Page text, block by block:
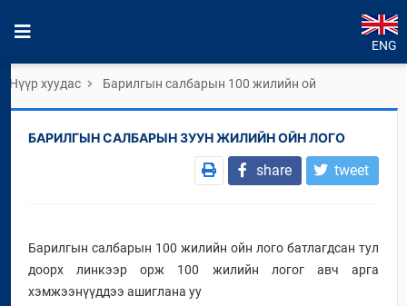
ENG
Нүүр хуудас Барилгын салбарын 100 жилийн ой
БАРИЛГЫН САЛБАРЫН ЗУУН ЖИЛИЙН ОЙН ЛОГО
share tweet
Барилгын салбарын 100 жилийн ойн лого батлагдсан тул
доорх линкээр орж 100 жилийн логог авч арга
хэмжээнүүддээ ашиглана уу